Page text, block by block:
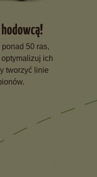
50 ras,
ich
tworzyć linie